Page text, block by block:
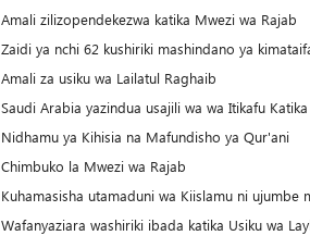
Amali zilizopendekezwa katika Mwezi wa Rajab
Zaidi ya nchi 62 kushiriki mashindano ya
Amali za usiku wa Lailatul Raghaib
Saudi Arabia yazindua usajili wa wa Itikafu
Nidhamu ya Kihisia na Mafundisho ya Qur'ani
Chimbuko la Mwezi wa Rajab
Kuhamasisha utamaduni wa Kiislamu ni ujumbe
Wafanyaziara washiriki ibada katika Usiku wa